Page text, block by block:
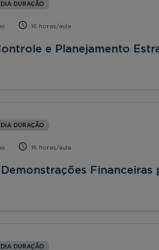
DURAÇÃO
16 horas/aula
e Planejamento
DURAÇÃO
16 horas/aula
Financeiras
DURAÇÃO